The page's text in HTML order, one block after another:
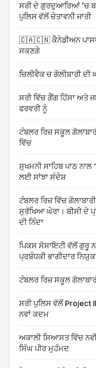
ਸਰੀ ਦੇ ਗੁਰਦੁਆਰਿਆਂ ’ਚ
ਪੁਲਿਸ ਵੱਲੋਂ ਚੇਤਾਵਨੀ ਜਾਰੀ
🇨🇦🇨🇳 ਕੈਨੇਡੀਅਨ
ਸਕਣਗੇ
ਚਿਲੀਵੈਕ ਚ ਗੋਲੀਬਾਰੀ
ਸਰੀ ਵਿੱਚ ਗੈਂਗ ਹਿੱਸਾ ਅਤੇ
ਫਰਵਰੀ ਨੂੰ
ਟੰਬਲਰ ਰਿਜ਼ ਸਕੂਲ
ਵਿੱਚ
ਸੁਖਮਨੀ ਸਾਹਿਬ ਪਾਠ
ਲਈ ਸਾਂਝਾ ਸੰਦੇਸ਼
ਟੰਬਲਰ ਰਿਜ਼ ਵਿੱਚ
ਸੁਰੱਖਿਆ ਘੇਰਾ। ਬੀਸੀ ਦੇ
ਦੀ ਨਿੰਦਾ
ਪਿਕਸ ਸੋਸਾਇਟੀ ਵੱਲੋਂ ਗੁਰੂ
ਪ੍ਰਬੰਧਕੀ ਭਾਗੀਦਾਰ
ਟੰਬਲਰ ਰਿਜ਼ ਸਕੂਲ
ਸਰੀ ਪੁਲਿਸ ਵੱਲੋਂ
ਨਵਾਂ ਕਦਮ
ਅਕਾਲੀ ਸਿਆਸਤ ਵਿੱਚ
ਸਿੰਘ ਪੀਰ ਮੁਹੰਮਦ